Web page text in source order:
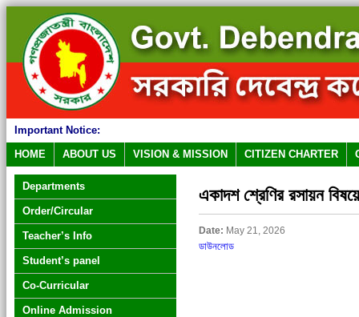
Important Notice:
HOME
ABOUT US VISION & MISSION CITIZEN CHARTER
Departments
Order/Circular
Teacher’s Info
Student’s panel
Co-Curricular
Online Admission
একাদশ শ্রেণির রসায়ন
Date: May 21, 2026
ডাউনলোড